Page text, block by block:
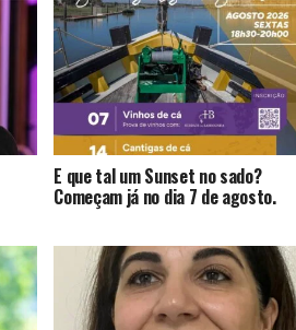
E que tal um Sunset no sado?
Começam já no dia 7 de agosto.